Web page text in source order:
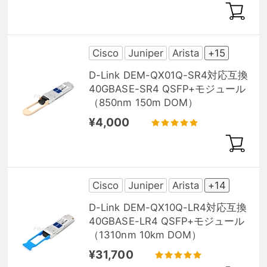
Cisco Juniper Arista
+15
D-Link DEM-QX01Q-SR4対応互換
40GBASE-SR4 QSFP+モジュール
（850nm 150m DOM）
¥4,000
Cisco Juniper Arista
+14
D-Link DEM-QX10Q-LR4対応互換
40GBASE-LR4 QSFP+モジュール
（1310nm 10km DOM）
¥31,700